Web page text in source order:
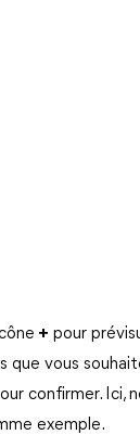
+ pour
que vous
confirmer. Ici,
exemple.